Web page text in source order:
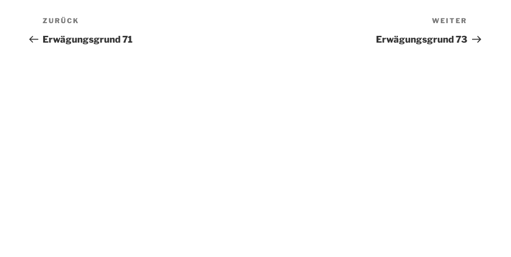
Beitragsnavigation
Vorheriger
Beitrag
ZURÜCK
Erwägungsgrund 71
Beitrag
WEITER
Erwägungsgrund 73